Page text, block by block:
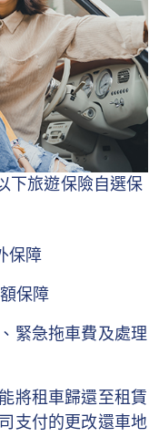
下旅遊保險自選保
保障
保障
緊急拖車費及處理
將租車歸還至租賃
支付的更改還車地